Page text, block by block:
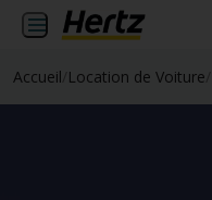
Accueil Location de Voiture